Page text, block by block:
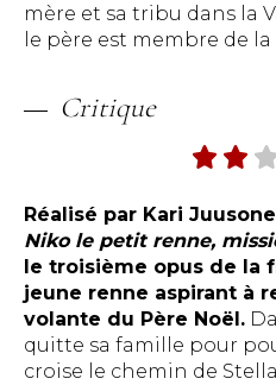
mère et sa tribu dans la
le père est membre de
Critique
Réalisé par Kari
Niko le petit renne,
le troisième opus de la
jeune renne aspirant à
volante du Père Noël.
quitte sa famille pour
croise le chemin de